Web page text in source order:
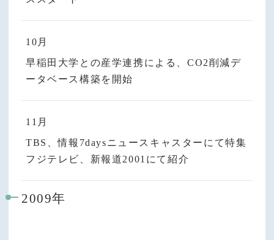
10月
早稲田大学との産学連携による、CO2削減デ
ータベース構築を開始
11月
TBS、情報7daysニュースキャスターにて特集
フジテレビ、新報道2001にて紹介
2009年